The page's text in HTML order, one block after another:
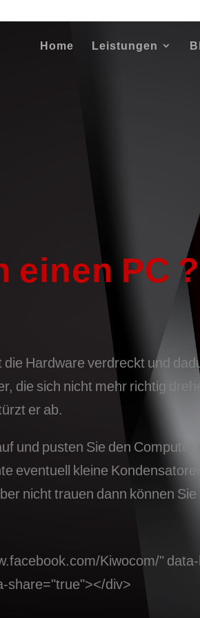
Home Leistungen
einen PC ?
Hardware verdreckt und
die sich nicht mehr richtig
er ab.
und pusten Sie den
eventuell kleine
nicht trauen dann können
Kiwocom/"
share="true"></div>